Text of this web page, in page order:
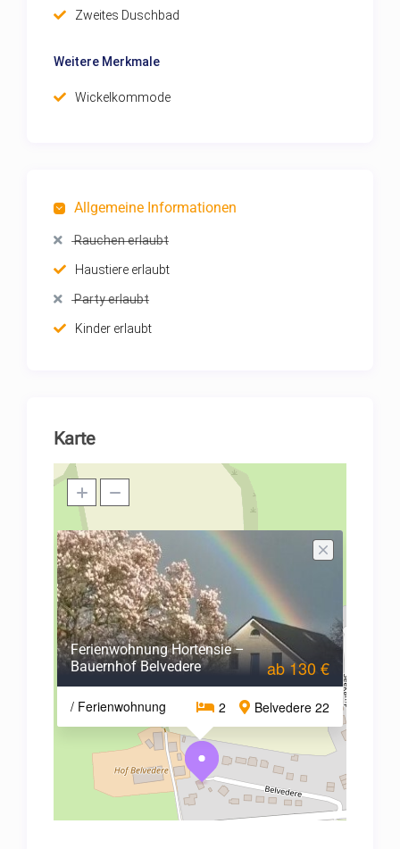
Zweites Duschbad
Weitere Merkmale
Wickelkommode
Allgemeine Informationen
Rauchen erlaubt
Haustiere erlaubt
Party erlaubt
Kinder erlaubt
Karte
Ferienwohnung Hortensie –
Bauernhof Belvedere
/ Ferienwohnung Belvedere 22
2
ab 130 €